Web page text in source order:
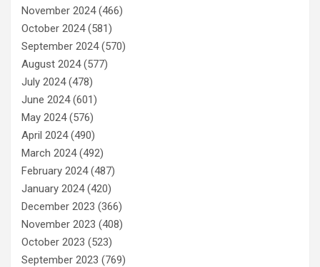
November 2024(466)
October 2024(581)
September 2024(570)
August 2024(577)
July 2024(478)
June 2024(601)
May 2024(576)
April 2024(490)
March 2024(492)
February 2024(487)
January 2024(420)
December 2023 (366)
November 2023 (408)
October 2023 (523)
September 2023 (769)